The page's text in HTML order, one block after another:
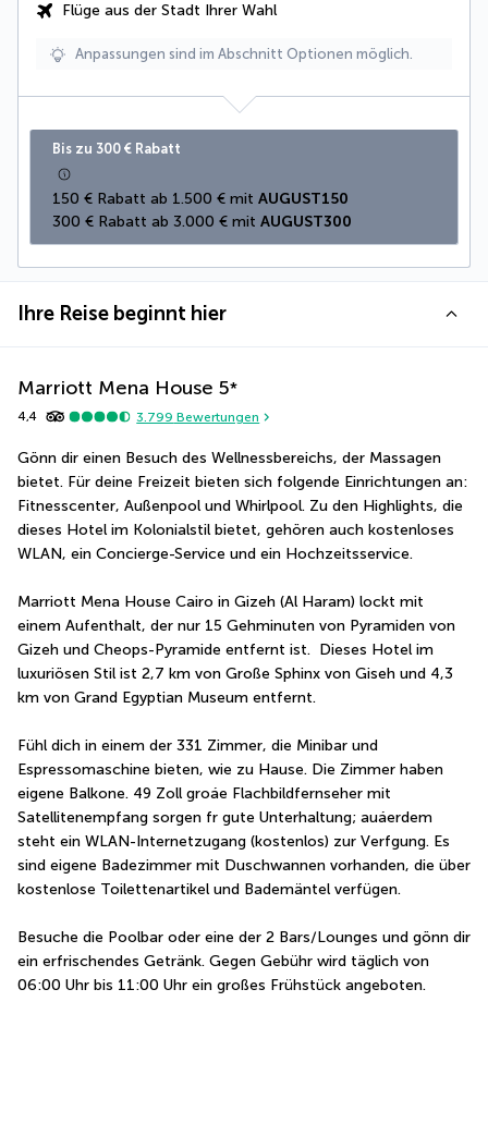
Flüge aus der Stadt Ihrer Wahl
Anpassungen sind im Abschnitt Optionen möglich.
Bis zu 300 € Rabatt
150 € Rabatt ab 1.500 € mit AUGUST150
300 € Rabatt ab 3.000 € mit AUGUST300
Ihre Reise beginnt hier
Marriott Mena House 5*
4,4 3.799 Bewertungen
Gönn dir einen Besuch des Wellnessbereichs, der Massagen
bietet. Für deine Freizeit bieten sich folgende Einrichtungen an:
Fitnesscenter, Außenpool und Whirlpool. Zu den Highlights, die
dieses Hotel im Kolonialstil bietet, gehören auch kostenloses
WLAN, ein Concierge-Service und ein Hochzeitsservice.
Marriott Mena House Cairo in Gizeh (Al Haram) lockt mit
einem Aufenthalt, der nur 15 Gehminuten von Pyramiden von
Gizeh und Cheops-Pyramide entfernt ist.  Dieses Hotel im
luxuriösen Stil ist 2,7 km von Große Sphinx von Giseh und 4,3
km von Grand Egyptian Museum entfernt.
Fühl dich in einem der 331 Zimmer, die Minibar und
Espressomaschine bieten, wie zu Hause. Die Zimmer haben
eigene Balkone. 49 Zoll groáe Flachbildfernseher mit
Satellitenempfang sorgen fr gute Unterhaltung; auáerdem
steht ein WLAN-Internetzugang (kostenlos) zur Verfgung. Es
sind eigene Badezimmer mit Duschwannen vorhanden, die über
kostenlose Toilettenartikel und Bademäntel verfügen.
Besuche die Poolbar oder eine der 2 Bars/Lounges und gönn dir
ein erfrischendes Getränk. Gegen Gebühr wird täglich von
06:00 Uhr bis 11:00 Uhr ein großes Frühstück angeboten.